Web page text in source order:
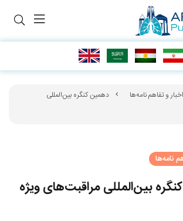
اخبار و تفاهم نامه‌ها
دهمین کنگره بین‌المللی
نامه‌ها
بین‌المللی مراقبت‌های ویژه